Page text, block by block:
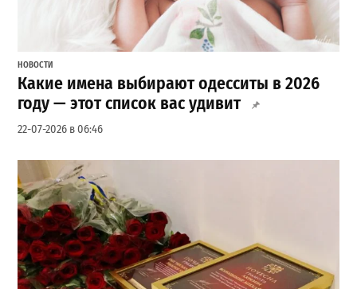
НОВОСТИ
Какие имена выбирают одесситы в 2026
году — этот список вас удивит
22-07-2026 в 06:46